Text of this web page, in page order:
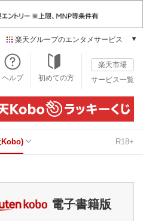
楽天グループのエンタメサービス
本/ゲーム/CD/DVD
楽天ブックス
電子書籍
楽天Kobo
雑誌読み放題
楽天ミュージック
楽天TV
動画配信ガイド
Rakuten PLAY
ヘルプ 初めての方
楽天市場
サービス一覧
Kobo) R18+
電子書籍版